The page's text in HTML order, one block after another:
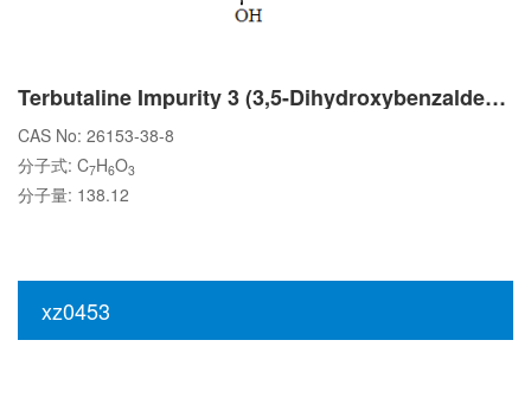
Terbutaline Impurity 3 (3,5-Dihydroxybenzaldehyde)
CAS No: 26153-38-8
分子式: C7H6O3
分子量: 138.12
xz0453